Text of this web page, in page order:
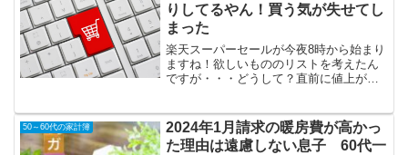
りしてるやん！買う気が失せてし
まった
楽天スーパーセールが今夜8時から始まり
ますね！欲しいもののリストを考えたん
ですが・・・どうして？直前に値上がり
際は少し前より高いやん！！怒今夜から
クーポンでもつけて、安...
50～60代の家計簿
2024年1月請求の暖房費が高かっ
た理由は遠慮しない息子 60代一